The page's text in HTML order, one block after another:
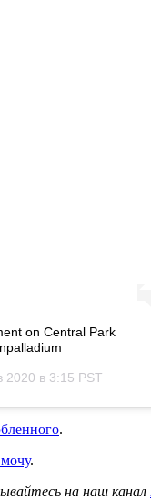
on Central Park
2020 в 3:15 PST
.
.
на наш канал